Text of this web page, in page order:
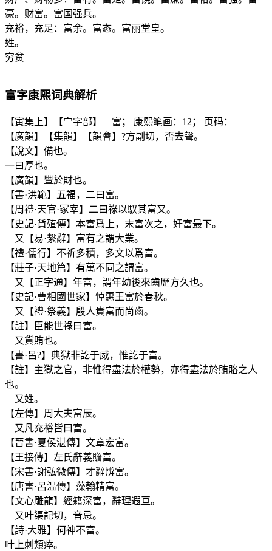
豪。财富。富国强兵。
充裕，充足：富余。富态。富丽堂皇。
姓。
穷贫
富字康熙词典解析
【寅集上】【宀字部】 富； 康熙笔画：12； 页码：
【廣韻】【集韻】【韻會】?方副切，否去聲。
【說文】備也。
一曰厚也。
【廣韻】豐於財也。
【書·洪範】五福，二曰富。
【周禮·天官·冢宰】二曰祿以馭其富又。
【史記·貨殖傳】本富爲上，末富次之，奸富最下。
又【易·繫辭】富有之謂大業。
【禮·儒行】不祈多積，多文以爲富。
【莊子·天地篇】有萬不同之謂富。
又【正字通】年富，謂年幼後來齒歷方久也。
【史記·曹相國世家】悼惠王富於春秋。
又【禮·祭義】殷人貴富而尚齒。
【註】臣能世祿曰富。
又貨賄也。
【書·呂?】典獄非訖于威，惟訖于富。
【註】主獄之官，非惟得盡法於權勢，亦得盡法於賄賂之人
也。
又姓。
【左傳】周大夫富辰。
又凡充裕皆曰富。
【晉書·夏侯湛傳】文章宏富。
【王接傳】左氏辭義贍富。
【宋書·謝弘微傳】才辭辨富。
【唐書·呂温傳】藻翰精富。
【文心雕龍】經籍深富，辭理遐亘。
又叶渠記切，音忌。
【詩·大雅】何神不富。
叶上刺類瘁。